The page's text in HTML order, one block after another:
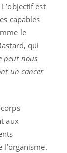
est
capables
le
qui
peut nous
un cancer
aux
l’organisme.